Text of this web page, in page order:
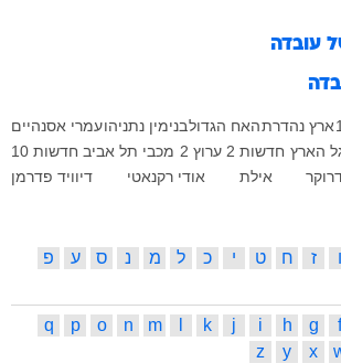
עובדה
ארץ נהדרתהאח הגדולבנימין נתניהועמרי אסנהיים
הארץ חדשות 2 ערוץ 2 מכבי תל אביב חדשות 10
אילת אודי רקנאטי דיוויד פדרמן
ו ז ח ט י כ ל מ נ ס ע
פ
f
g
h
i
j
k
m
n
o
p
q
x
y
z